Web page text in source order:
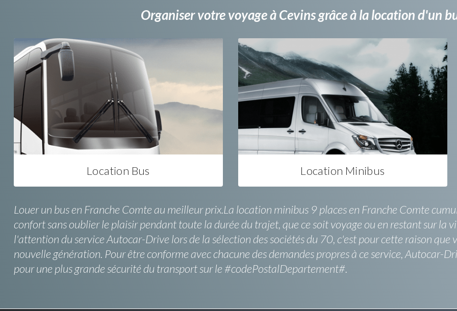
Organiser votre voyage à Cevins grâce à la location d'un
Location Bus Location Minibus
Louer un bus en Franche Comte au meilleur prix.La location minibus 9 places en Franche Comte
confort sans oublier le plaisir pendant toute la durée du trajet, que ce soit voyage ou en restant sur la
l'attention du service Autocar-Drive lors de la sélection des sociétés du 70, c'est pour cette raison
nouvelle génération. Pour être conforme avec chacune des demandes propres à ce service, Autocar-
pour une plus grande sécurité du transport sur le #codePostalDepartement#.